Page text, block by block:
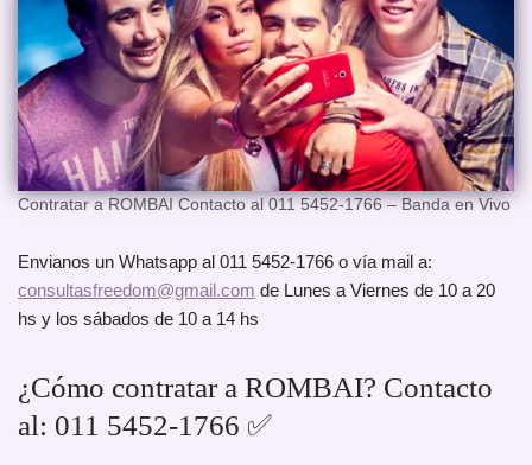
Contratar a ROMBAI Contacto al 011 5452-1766 – Banda en Vivo
Envianos un Whatsapp al 011 5452-1766 o vía mail a:
consultasfreedom@gmail.com de Lunes a Viernes de 10 a 20
hs y los sábados de 10 a 14 hs
¿Cómo contratar a ROMBAI? Contacto
al: 011 5452-1766 ✅